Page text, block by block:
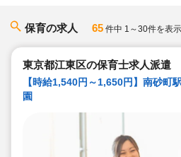
保育の求人 65 件中 1～30件を表示
東京都江東区の保育士求人派遣
【時給1,540円～1,650円】南砂
園